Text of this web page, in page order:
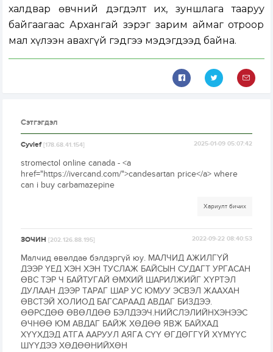
халдвар өвчний дэгдэлт их, зуншлага тааруу
байгаагаас Архангай зэрэг зарим аймаг отроор
мал хүлээн авахгүй гэдгээ мэдэгдээд байна.
Сэтгэгдэл
Cyvlef[178.68.41.154] 2025-01-09 05:07:42
stromectol online canada - <a
href="https://ivercand.com/">candesartan price</a> where
can i buy carbamazepine
Хариулт бичих
ЗОЧИН[202.126.88.195] 2022-09-22 08:40:53
Малчид өвөлдаө бэлдэргүй юу. МАЛЧИД АЖИЛГҮЙ
ДЭЭР ҮЕД ХЭН ХЭН ТУСЛАЖ БАЙСЫН СУДАГТ УРГАСАН
ӨВС ТЭР Ч БАЙТУГАЙ ӨМХИЙ ШАРИЛЖИЙГ ХҮРТЭЛ
ДУЛААН ДЭЭР ТАРАГ ШАР УС ЮМУУ ЭСВЭЛ ЖААХАН
ӨВСТЭЙ ХОЛИОД БАГСАРААД АВДАГ БИЗДЭЭ.
ӨӨРСДӨӨ ӨВӨЛДӨӨ БЭЛДЭЭЧ.НИЙСЛЭЛИЙНХЭНЭЭС
ӨЧНӨӨ ЮМ АВДАГ БАЙЖ ХӨДӨӨ ЯВЖ БАЙХАД
ХҮҮХДЭД АТГА ААРУУЛ АЯГА СҮҮ ӨГДӨГГҮЙ ХҮМҮҮС
ШҮҮДЭЭ ХӨДӨӨНИЙХӨН